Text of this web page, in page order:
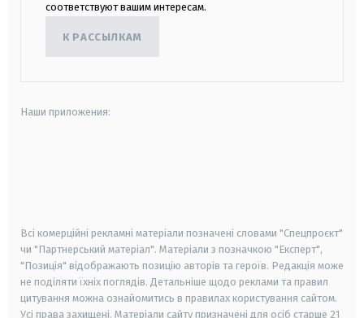
соответствуют вашим интересам.
К РАССЫЛКАМ
Наши приложения:
Всі комерційні рекламні матеріали позначені словами "Спецпроєкт"
чи "Партнерський матеріал". Матеріали з позначкою "Експерт",
"Позиція" відображають позицію авторів та героїв. Редакція може
не поділяти їхніх поглядів. Детальніше щодо реклами та правил
цитування можна ознайомитись в правилах користування сайтом.
Усі права захищені. Матеріали сайту призначені для осіб старше 21